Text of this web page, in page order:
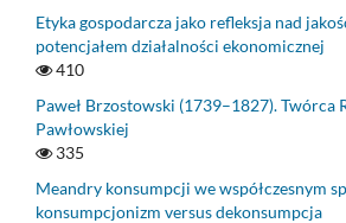
Etyka gospodarcza jako refleksja nad
potencjałem działalności ekonomicznej
410
Paweł Brzostowski (1739–1827). Twórca
Pawłowskiej
335
Meandry konsumpcji we współczesnym
konsumpcjonizm versus dekonsumpcja